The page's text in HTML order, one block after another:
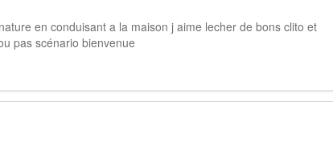
en conduisant a la maison j aime lecher de bons clito et
pas scénario bienvenue